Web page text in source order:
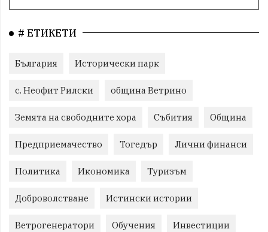
# ЕТИКЕТИ
България Исторически парк
с. Неофит Рилски община Ветрино
Земята на свободните хора Събития Община
Предприемачество Тогедър Лични финанси
Политика Икономика Туризъм
Доброволстване Истински истории
Ветрогенератори Обучения Инвестиции